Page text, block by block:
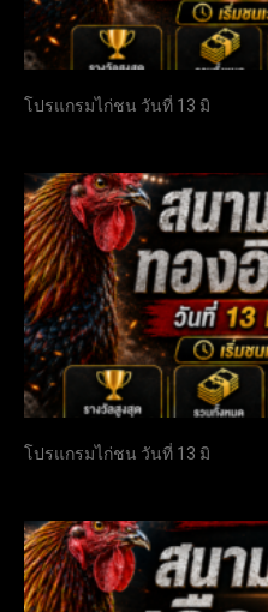
โปรแกรมไก่ชน วันที่ 13 มิ
โปรแกรมไก่ชน วันที่ 13 มิ